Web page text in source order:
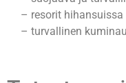
– resorit hihansuissa
– turvallinen